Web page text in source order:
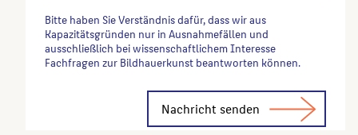
Bitte haben Sie Verständnis dafür, dass wir aus
Kapazitätsgründen nur in Ausnahmefällen und
ausschließlich bei wissenschaftlichem Interesse
Fachfragen zur Bildhauerkunst beantworten können.